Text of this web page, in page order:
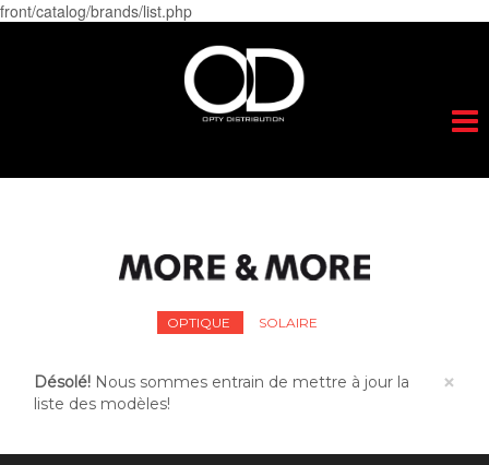
front/catalog/brands/list.php
OPTIQUE SOLAIRE
×
Désolé! Nous sommes entrain de mettre à jour la
liste des modèles!